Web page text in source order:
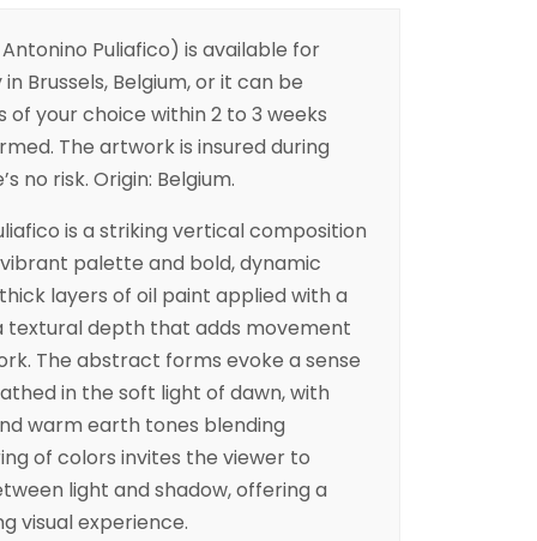
Puliafico) is available for
Brussels, Belgium, or it can be
your choice within 2 to 3 weeks
The artwork is insured during
no risk. Origin: Belgium.
is a striking vertical composition
palette and bold, dynamic
layers of oil paint applied with a
textural depth that adds movement
The abstract forms evoke a sense
in the soft light of dawn, with
warm earth tones blending
of colors invites the viewer to
light and shadow, offering a
visual experience.